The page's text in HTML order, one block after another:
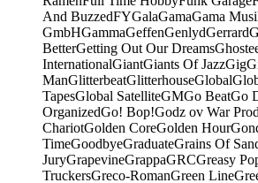
And BuzzedFYGalaGamaGama
GmbHGammaGeffenGenlydGerrard
BetterGetting Out Our Dreams
InternationalGiantGiants Of JazzGig
ManGlitterbeatGlitterhouseGlobal
TapesGlobal SatelliteGMGo BeatGo
OrganizedGo! Bop!Godz ov War
ChariotGolden CoreGolden Hour
TimeGoodbyeGraduateGrains Of
JuryGrapevineGrappaGRCGreasy
TruckersGreco-RomanGreen Line